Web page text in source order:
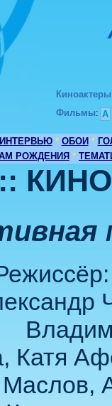
Киноактеры
Фильмы: А
ИНТЕРВЬЮ * ОБОИ *
РОЖДЕНИЯ *
Катя
Маслов,